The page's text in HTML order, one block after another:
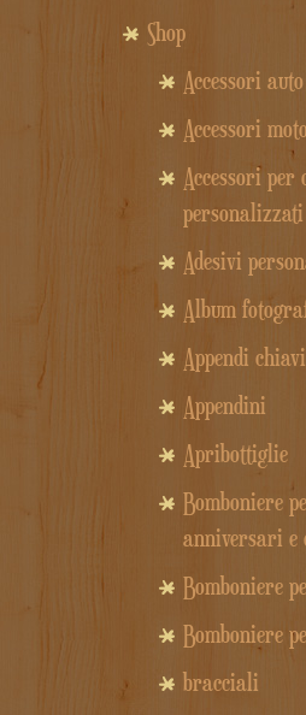
Shop
Accessori auto
Accessori moto
Accessori per
personalizzati
Adesivi
Album
Appendi chiavi
Appendini
Apribottiglie
Bomboniere
anniversari e
Bomboniere
Bomboniere
bracciali